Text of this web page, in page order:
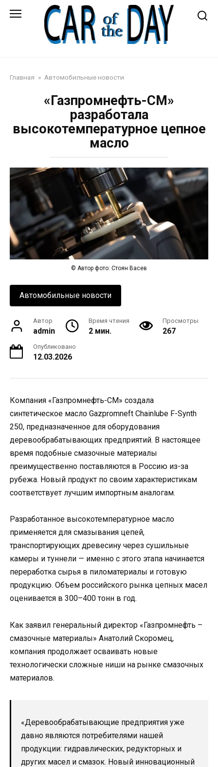
Главная » Автомобильные новости
«Газпромнефть-СМ»
разработала
высокотемпературное цепное
масло
© Автор фото: Стоян Васев
Автомобильные новости
Автор
admin
Время чтения
2 мин.
Просмотры
267
Опубликовано
12.03.2026
Компания «Газпромнефть-СМ» создала
синтетическое масло Gazpromneft Chainlube F-Synth
250, предназначенное для оборудования
деревообрабатывающих предприятий. В настоящее
время подобные смазочные материалы
преимущественно поставляются в Россию из-за
рубежа. Новый продукт по своим характеристикам
соответствует лучшим импортным аналогам.
Разработанное высокотемпературное масло
применяется для смазывания цепей,
транспортирующих древесину через сушильные
камеры и туннели — именно с этого этапа начинается
переработка сырья в пиломатериалы и готовую
продукцию. Объем российского рынка цепных масел
оценивается в 300–400 тонн в год.
Как заявил генеральный директор «Газпромнефть –
смазочные материалы» Анатолий Скоромец,
компания продолжает осваивать новые
технологически сложные ниши на рынке смазочных
материалов.
«Деревообрабатывающие предприятия уже
давно являются потребителями нашей
продукции: гидравлических, редукторных и
других масел и смазок. Новый инновационный